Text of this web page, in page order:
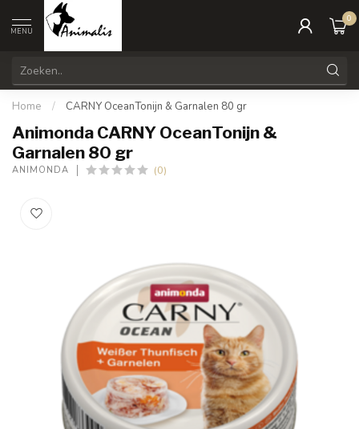
MENU
0
Home / CARNY OceanTonijn & Garnalen 80 gr
Animonda CARNY OceanTonijn &
Garnalen 80 gr
ANIMONDA (0)